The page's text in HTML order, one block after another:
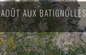
AOÛT AUX BATIGNOLLES